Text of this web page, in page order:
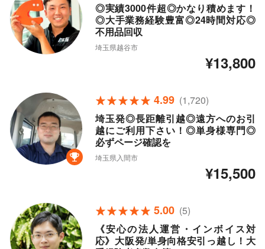
◎実績3000件超◎かなり積めます！
◎大手業務経験豊富◎24時間対応◎
不用品回収
埼玉県越谷市
¥13,800
4.99 (1,720)
埼玉発◎長距離引越◎遠方へのお引
越にご利用下さい！◎単身様専門◎
必ずページ確認を
埼玉県入間市
¥15,500
5.00 (5)
《安心の法人運営・インボイス対
応》大阪発/単身向格安引っ越し！大